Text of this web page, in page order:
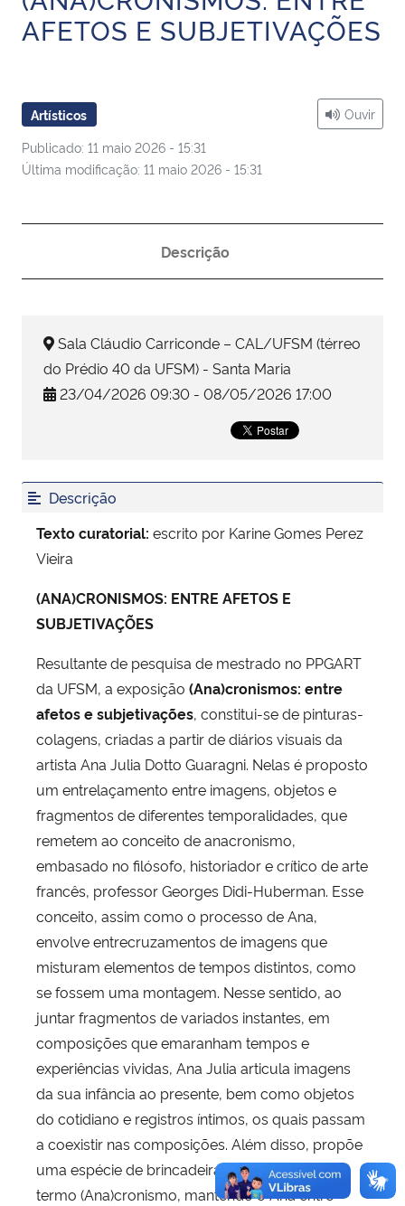
Ministério da Cidadania
Ministério de Minas e Energia
Ministério da Ciência, Tecnologia, Inovações e Comunicações
Controladoria-Geral da União
Ministério da Mulher, da Família e dos Direitos Humanos
Secretaria de Governo
Gabinete de Segurança Institucional
Advocacia-Geral da União
Banco Central do Brasil
Planalto
AFETOS E SUBJETIVAÇÕES
Artísticos
Publicado: 11 maio 2026 - 15:31
Última modificação: 11 maio 2026 - 15:31
Ouvir
Descrição
Sala Cláudio Carriconde – CAL/UFSM (térreo
do Prédio 40 da UFSM) - Santa Maria
23/04/2026 09:30 - 08/05/2026 17:00
Descrição
Texto curatorial: escrito por Karine Gomes Perez
Vieira
(ANA)CRONISMOS: ENTRE AFETOS E
SUBJETIVAÇÕES
Resultante de pesquisa de mestrado no PPGART
da UFSM, a exposição (Ana)cronismos: entre
afetos e subjetivações, constitui-se de pinturas-
colagens, criadas a partir de diários visuais da
artista Ana Julia Dotto Guaragni. Nelas é proposto
um entrelaçamento entre imagens, objetos e
fragmentos de diferentes temporalidades, que
remetem ao conceito de anacronismo,
embasado no filósofo, historiador e crítico de arte
francês, professor Georges Didi-Huberman. Esse
conceito, assim como o processo de Ana,
envolve entrecruzamentos de imagens que
misturam elementos de tempos distintos, como
se fossem uma montagem. Nesse sentido, ao
juntar fragmentos de variados instantes, em
composições que emaranham tempos e
experiências vividas, Ana Julia articula imagens
da sua infância ao presente, bem como objetos
do cotidiano e registros íntimos, os quais passam
a coexistir nas composições. Além disso, propõe
uma espécie de brincadeira com a grafia do
termo (Ana)cronismo, mantendo o Ana entre